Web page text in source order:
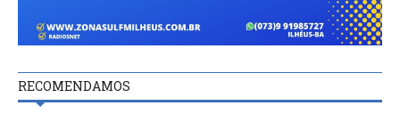
RECOMENDAMOS